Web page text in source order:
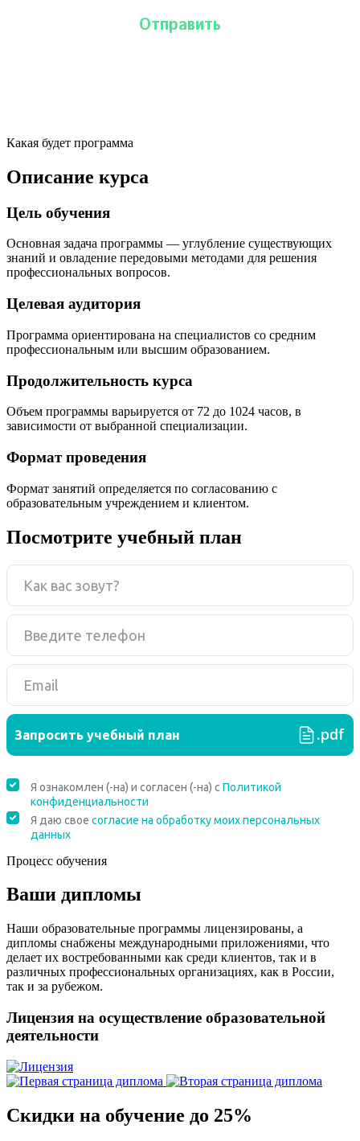
Какая будет программа
Описание курса
Цель обучения
Основная задача программы — углубление существующих
знаний и овладение передовыми методами для решения
профессиональных вопросов.
Целевая аудитория
Программа ориентирована на специалистов со средним
профессиональным или высшим образованием.
Продолжительность курса
Объем программы варьируется от 72 до 1024 часов, в
зависимости от выбранной специализации.
Формат проведения
Формат занятий определяется по согласованию с
образовательным учреждением и клиентом.
Посмотрите учебный план
Процесс обучения
Ваши дипломы
Наши образовательные программы лицензированы, а
дипломы снабжены международными приложениями, что
делает их востребованными как среди клиентов, так и в
различных профессиональных организациях, как в России,
так и за рубежом.
Лицензия на осуществление образовательной
деятельности
Скидки на обучение до 25%